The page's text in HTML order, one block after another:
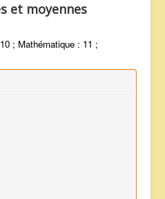
et moyennes
; Mathématique : 11 ;